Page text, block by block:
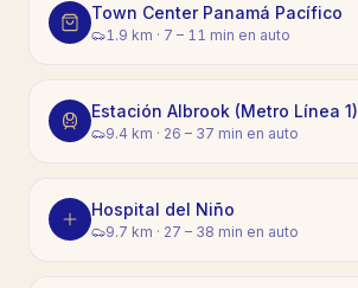
Town Center Panamá Pacífico
1.9 km · 7 – 11 min en auto
Estación Albrook (Metro Línea 1)
9.4 km · 26 – 37 min en auto
Hospital del Niño
9.7 km · 27 – 38 min en auto